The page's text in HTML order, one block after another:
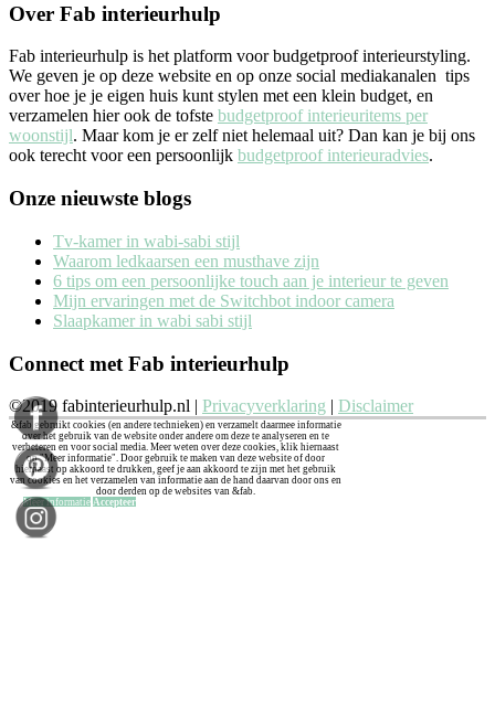
Over Fab interieurhulp
Fab interieurhulp is het platform voor budgetproof interieurstyling.
We geven je op deze website en op onze social mediakanalen tips
over hoe je je eigen huis kunt stylen met een klein budget, en
verzamelen hier ook de tofste budgetproof interieuritems per
woonstijl. Maar kom je er zelf niet helemaal uit? Dan kan je bij ons
ook terecht voor een persoonlijk budgetproof interieuradvies.
Onze nieuwste blogs
Tv-kamer in wabi-sabi stijl
Waarom ledkaarsen een musthave zijn
6 tips om een persoonlijke touch aan je interieur te geven
Mijn ervaringen met de Switchbot indoor camera
Slaapkamer in wabi sabi stijl
Connect met Fab interieurhulp
©2019 fabinterieurhulp.nl | Privacyverklaring | Disclaimer
&fab gebruikt cookies (en andere technieken) en verzamelt daarmee informatie
over het gebruik van de website onder andere om deze te analyseren en te
verbeteren en voor social media. Meer weten over deze cookies, klik hiernaast
op "Meer informatie". Door gebruik te maken van deze website of door
hiernaast op akkoord te drukken, geef je aan akkoord te zijn met het gebruik
van cookies en het verzamelen van informatie aan de hand daarvan door ons en
door derden op de websites van &fab.
Meer informatie Accepteer